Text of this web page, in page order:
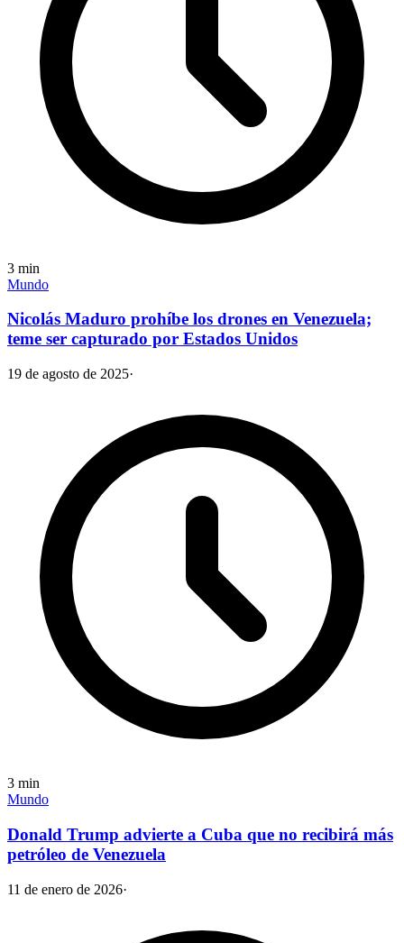
3 min
Mundo
Nicolás Maduro prohíbe los drones en Venezuela;
teme ser capturado por Estados Unidos
19 de agosto de 2025·
3 min
Mundo
Donald Trump advierte a Cuba que no recibirá más
petróleo de Venezuela
11 de enero de 2026·